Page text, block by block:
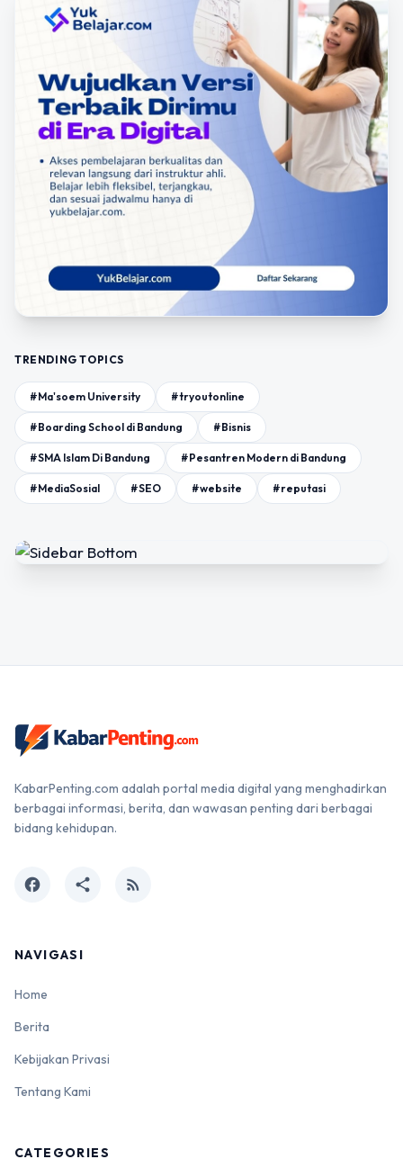
TRENDING TOPICS
#Ma'soem University #tryoutonline
#Boarding School di Bandung #Bisnis
#SMA Islam Di Bandung #Pesantren Modern di Bandung
#MediaSosial #SEO #website #reputasi
KabarPenting.com adalah portal media digital yang menghadirkan
berbagai informasi, berita, dan wawasan penting dari berbagai
bidang kehidupan.
facebook share rss_feed
NAVIGASI
Home
Berita
Kebijakan Privasi
Tentang Kami
CATEGORIES